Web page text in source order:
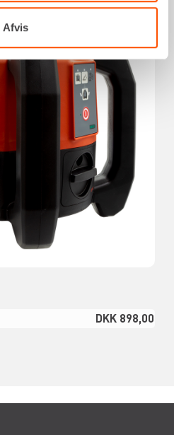
Afvis
DKK 898,00